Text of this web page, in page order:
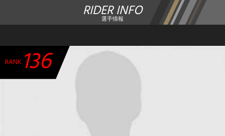
ランキング
チーム・選手
加盟・登録
RIDER INFO
選手情報
RANK 136